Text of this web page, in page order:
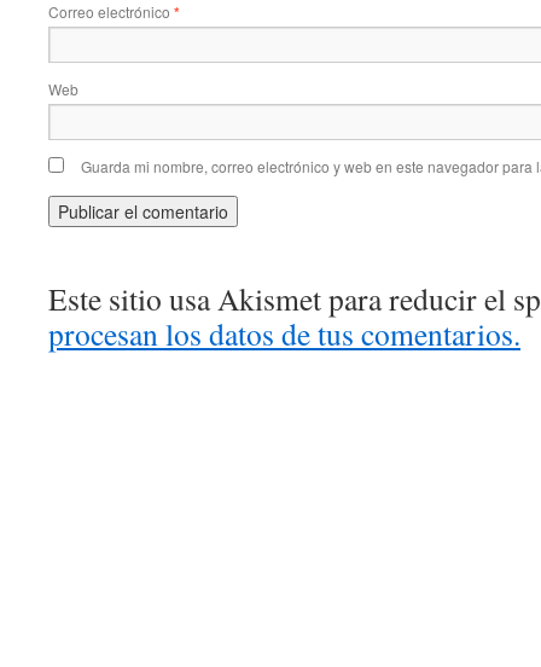
Correo electrónico *
Web
Guarda mi nombre, correo electrónico y web en este navegador para
Este sitio usa Akismet para reducir el
procesan los datos de tus comentarios.